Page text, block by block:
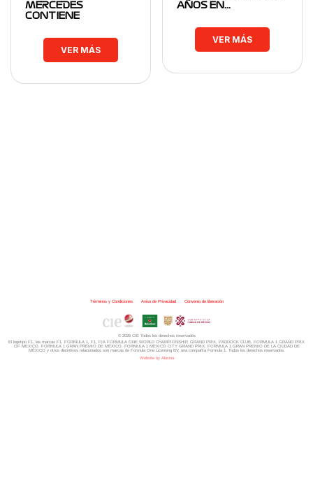
MERCEDES
CONTIENE
VER MÁS
AÑOS EN…
VER MÁS
Términos y Condiciones| Aviso de Privacidad| Convenio de liberación
© 2026 CIE Todos los derechos reservados
El logotipo F1, las marcas F1, FORMULA 1, F1, FIA FORMULA ONE WORLD CHAMPIONSHIP, GRAND PRIX, PADDOCK CLUB,
FORMULA 1 GRAND PRIX
OF MEXICO, FORMULA 1 GRAN PREMIO DE MÉXICO, FORMULA 1 MEXICO CITY GRAND PRIX, FORMULA 1 GRAN PREMIO DE LA CIUDAD DE
MÉXICO y otros distintivosrelacionados son marcas de Formula One Licensing BV, una compañía Formula 1. Todos los derechos reservados.
Website by Alucina